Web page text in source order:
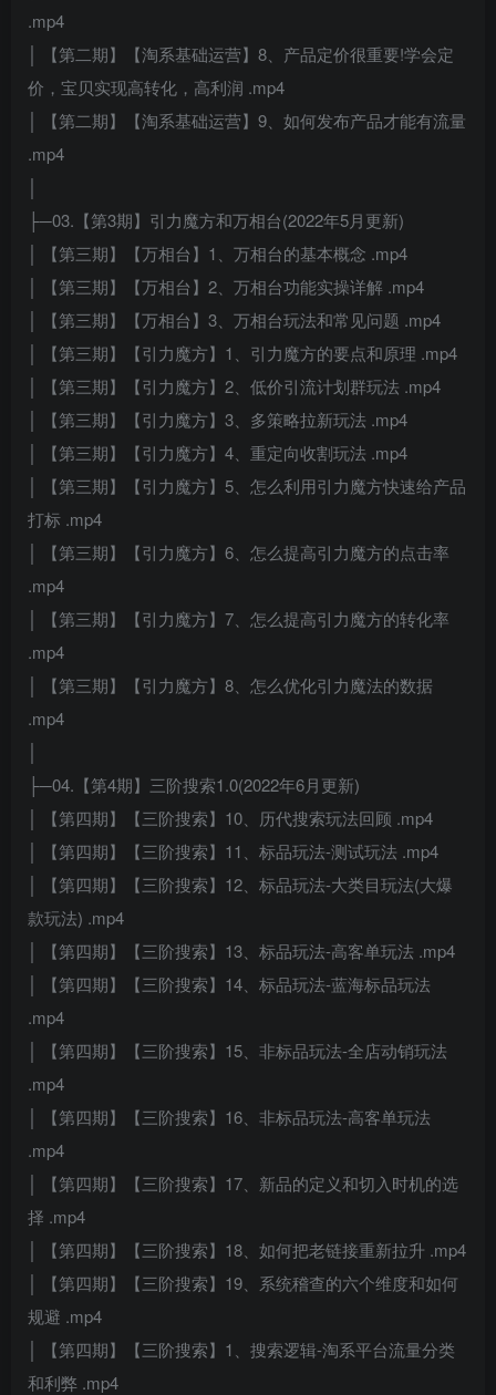
.mp4
│ 【第二期】【淘系基础运营】8、产品定价很重要!学会定
价，宝贝实现高转化，高利润 .mp4
│ 【第二期】【淘系基础运营】9、如何发布产品才能有流量
.mp4
├─03.【第3期】引力魔方和万相台(2022年5月更新)
│ 【第三期】【万相台】1、万相台的基本概念 .mp4
│ 【第三期】【万相台】2、万相台功能实操详解 .mp4
│ 【第三期】【万相台】3、万相台玩法和常见问题 .mp4
│ 【第三期】【引力魔方】1、引力魔方的要点和原理 .mp4
│ 【第三期】【引力魔方】2、低价引流计划群玩法 .mp4
│ 【第三期】【引力魔方】3、多策略拉新玩法 .mp4
│ 【第三期】【引力魔方】4、重定向收割玩法 .mp4
│ 【第三期】【引力魔方】5、怎么利用引力魔方快速给产品
打标 .mp4
│ 【第三期】【引力魔方】6、怎么提高引力魔方的点击率
.mp4
│ 【第三期】【引力魔方】7、怎么提高引力魔方的转化率
.mp4
│ 【第三期】【引力魔方】8、怎么优化引力魔法的数据
.mp4
├─04.【第4期】三阶搜索1.0(2022年6月更新)
│ 【第四期】【三阶搜索】10、历代搜索玩法回顾 .mp4
│ 【第四期】【三阶搜索】11、标品玩法-测试玩法 .mp4
│ 【第四期】【三阶搜索】12、标品玩法-大类目玩法(大爆
款玩法) .mp4
│ 【第四期】【三阶搜索】13、标品玩法-高客单玩法 .mp4
│ 【第四期】【三阶搜索】14、标品玩法-蓝海标品玩法
.mp4
│ 【第四期】【三阶搜索】15、非标品玩法-全店动销玩法
.mp4
│ 【第四期】【三阶搜索】16、非标品玩法-高客单玩法
.mp4
│ 【第四期】【三阶搜索】17、新品的定义和切入时机的选
择 .mp4
│ 【第四期】【三阶搜索】18、如何把老链接重新拉升 .mp4
│ 【第四期】【三阶搜索】19、系统稽查的六个维度和如何
规避 .mp4
│ 【第四期】【三阶搜索】1、搜索逻辑-淘系平台流量分类
和利弊 .mp4